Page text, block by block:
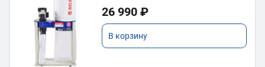
26 990 ₽
В корзину